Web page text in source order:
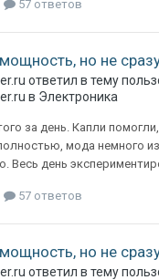
57 ответов
но не
ответил в тему
в Электроника
за день. Капли
мода немного
Весь день
57 ответов
но не
ответил в тему